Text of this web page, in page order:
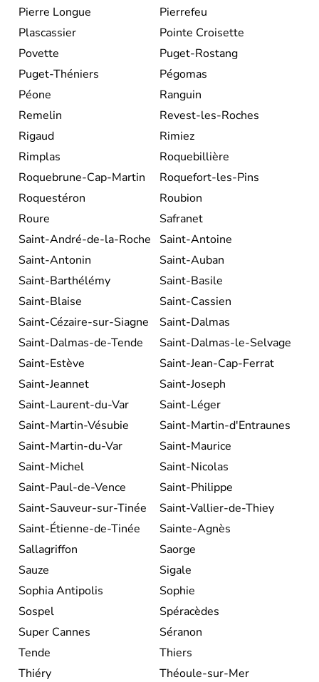
Pierre Longue
Pierrefeu
Plascassier
Pointe Croisette
Povette
Puget-Rostang
Puget-Théniers
Pégomas
Péone
Ranguin
Remelin
Revest-les-Roches
Rigaud
Rimiez
Rimplas
Roquebillière
Roquebrune-Cap-Martin
Roquefort-les-Pins
Roquestéron
Roubion
Roure
Safranet
Saint-André-de-la-Roche
Saint-Antoine
Saint-Antonin
Saint-Auban
Saint-Barthélémy
Saint-Basile
Saint-Blaise
Saint-Cassien
Saint-Cézaire-sur-Siagne
Saint-Dalmas
Saint-Dalmas-de-Tende
Saint-Dalmas-le-Selvage
Saint-Estève
Saint-Jean-Cap-Ferrat
Saint-Jeannet
Saint-Joseph
Saint-Laurent-du-Var
Saint-Léger
Saint-Martin-Vésubie
Saint-Martin-d'Entraunes
Saint-Martin-du-Var
Saint-Maurice
Saint-Michel
Saint-Nicolas
Saint-Paul-de-Vence
Saint-Philippe
Saint-Sauveur-sur-Tinée
Saint-Vallier-de-Thiey
Saint-Étienne-de-Tinée
Sainte-Agnès
Sallagriffon
Saorge
Sauze
Sigale
Sophia Antipolis
Sophie
Sospel
Spéracèdes
Super Cannes
Séranon
Tende
Thiers
Thiéry
Théoule-sur-Mer